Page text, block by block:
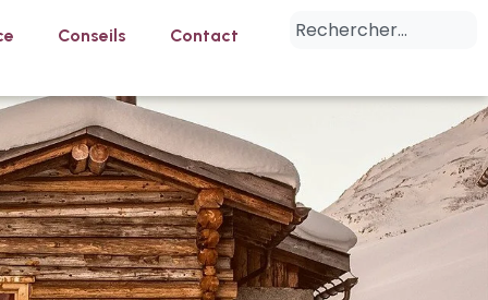
Conseils Contact